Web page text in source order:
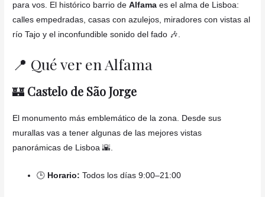
para vos. El histórico barrio deAlfama es el alma de Lisboa:
calles empedradas, casas con azulejos, miradores con vistas al
río Tajo y el inconfundible sonido del fado 🎶.
📍 Qué ver en Alfama
🏰 Castelo de São Jorge
El monumento más emblemático de la zona. Desde sus
murallas vas a tener algunas de las mejores vistas
panorámicas de Lisboa 🌇.
🕒 Horario: Todos los días 9:00–21:00